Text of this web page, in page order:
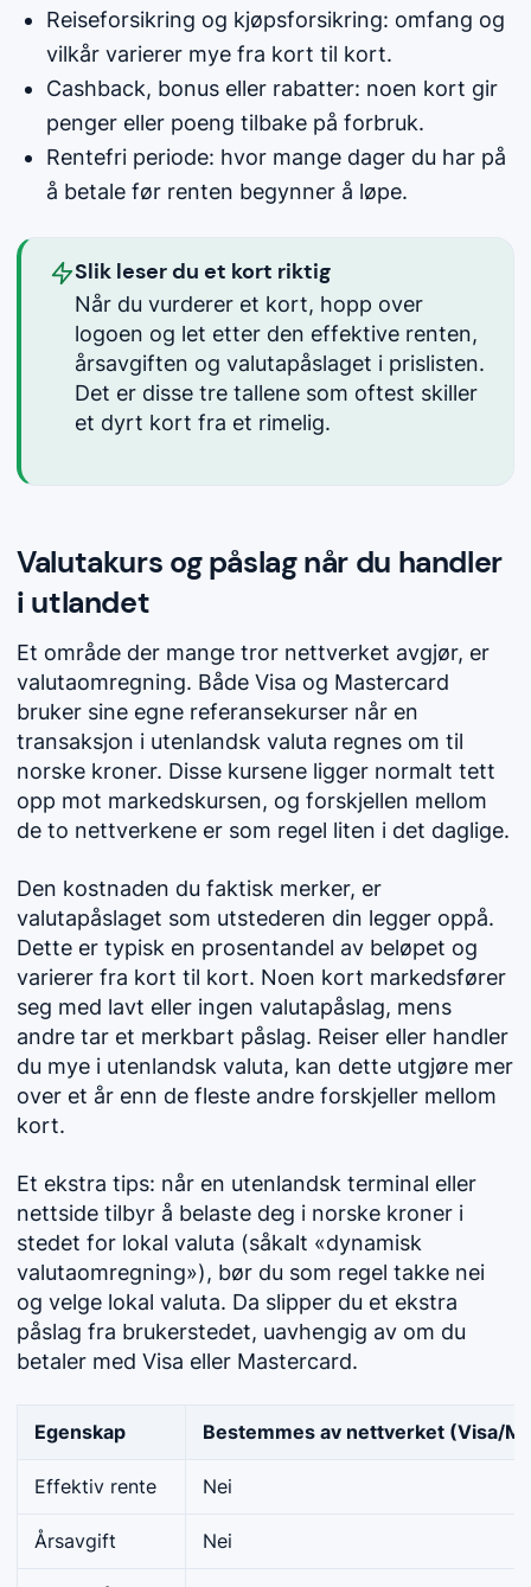
Reiseforsikring og kjøpsforsikring: omfang og
vilkår varierer mye fra kort til kort.
Cashback, bonus eller rabatter: noen kort gir
penger eller poeng tilbake på forbruk.
Rentefri periode: hvor mange dager du har på
å betale før renten begynner å løpe.
Slik leser du et kort riktig
Når du vurderer et kort, hopp over
logoen og let etter den effektive renten,
årsavgiften og valutapåslaget i prislisten.
Det er disse tre tallene som oftest skiller
et dyrt kort fra et rimelig.
Valutakurs og påslag når du handler
i utlandet
Et område der mange tror nettverket avgjør, er
valutaomregning. Både Visa og Mastercard
bruker sine egne referansekurser når en
transaksjon i utenlandsk valuta regnes om til
norske kroner. Disse kursene ligger normalt tett
opp mot markedskursen, og forskjellen mellom
de to nettverkene er som regel liten i det daglige.
Den kostnaden du faktisk merker, er
valutapåslaget som utstederen din legger oppå.
Dette er typisk en prosentandel av beløpet og
varierer fra kort til kort. Noen kort markedsfører
seg med lavt eller ingen valutapåslag, mens
andre tar et merkbart påslag. Reiser eller handler
du mye i utenlandsk valuta, kan dette utgjøre mer
over et år enn de fleste andre forskjeller mellom
kort.
Et ekstra tips: når en utenlandsk terminal eller
nettside tilbyr å belaste deg i norske kroner i
stedet for lokal valuta (såkalt «dynamisk
valutaomregning»), bør du som regel takke nei
og velge lokal valuta. Da slipper du et ekstra
påslag fra brukerstedet, uavhengig av om du
betaler med Visa eller Mastercard.
Egenskap Bestemmes av nettverket (Visa/
Effektiv rente Nei
Årsavgift Nei